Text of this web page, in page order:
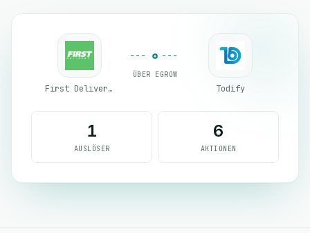
First Delivery Group
ÜBER EGROW
Todify
1
AUSLÖSER
6
AKTIONEN